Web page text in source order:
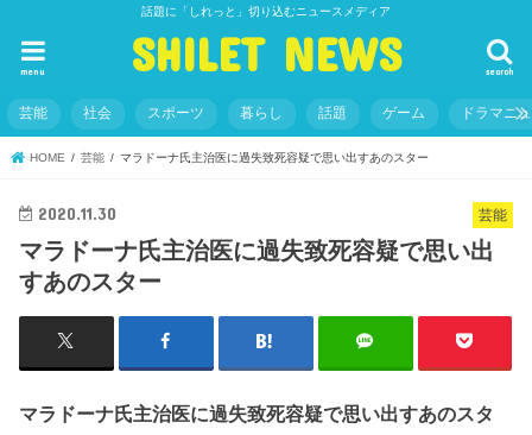
話題に「しれっと」切り込むニュースメディア
SHILET NEWS search
menu
芸能 社会 スポーツ 暮らし 話題 ゲーム ドラマニ
HOME 芸能 マラドーナ氏主治医に過失致死容疑で思い出すあのスター
芸能
2020.11.30
マラドーナ氏主治医に過失致死容疑で思い出
すあのスター
マラドーナ氏主治医に過失致死容疑で思い出すあのスタ